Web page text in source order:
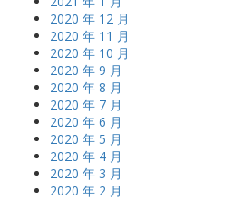
2020 年 12 月
2020 年 11 月
2020 年 10 月
2020 年 9 月
2020 年 8 月
2020 年 7 月
2020 年 6 月
2020 年 5 月
2020 年 4 月
2020 年 3 月
2020 年 2 月